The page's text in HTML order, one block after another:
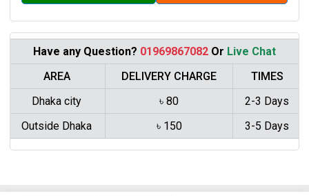
Have any Question? 01969867082 Or Live Chat
AREA
DELIVERY CHARGE
TIMES
Dhaka city
৳ 80
2-3 Days
Outside Dhaka
৳ 150 3-5 Days